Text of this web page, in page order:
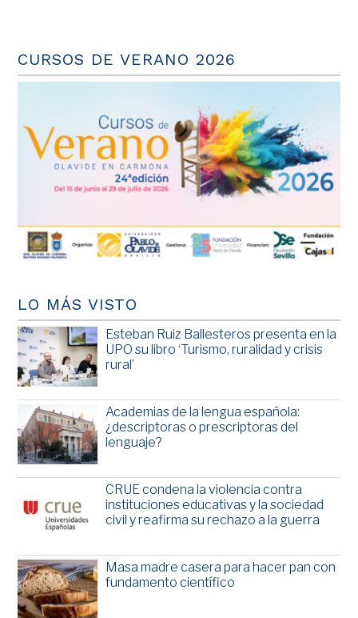
CURSOS DE VERANO 2026
LO MÁS VISTO
Esteban Ruiz Ballesteros presenta en la
UPO su libro ‘Turismo, ruralidad y crisis
rural’
Academias de la lengua española:
¿descriptoras o prescriptoras del
lenguaje?
CRUE condena la violencia contra
instituciones educativas y la sociedad
civil y reafirma su rechazo a la guerra
Masa madre casera para hacer pan con
fundamento científico